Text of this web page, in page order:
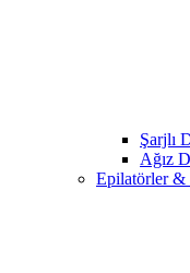
Şarjlı
Ağız
Epilatörler &